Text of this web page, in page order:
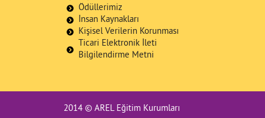
Ödüllerimiz
İnsan Kaynakları
Kişisel Verilerin Korunması
Ticari Elektronik İleti
Bilgilendirme Metni
2014 © AREL Eğitim Kurumları